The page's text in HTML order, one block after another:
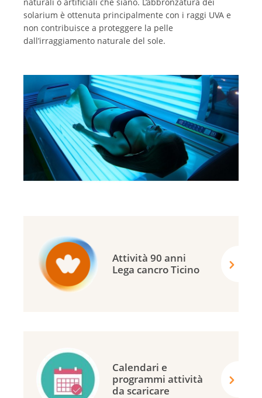
solarium è ottenuta principalmente con i raggi UVA e
non contribuisce a proteggere la pelle
dall’irraggiamento naturale del sole.
Attività 90 anni
Lega cancro Ticino
Calendari e
programmi attività
da scaricare